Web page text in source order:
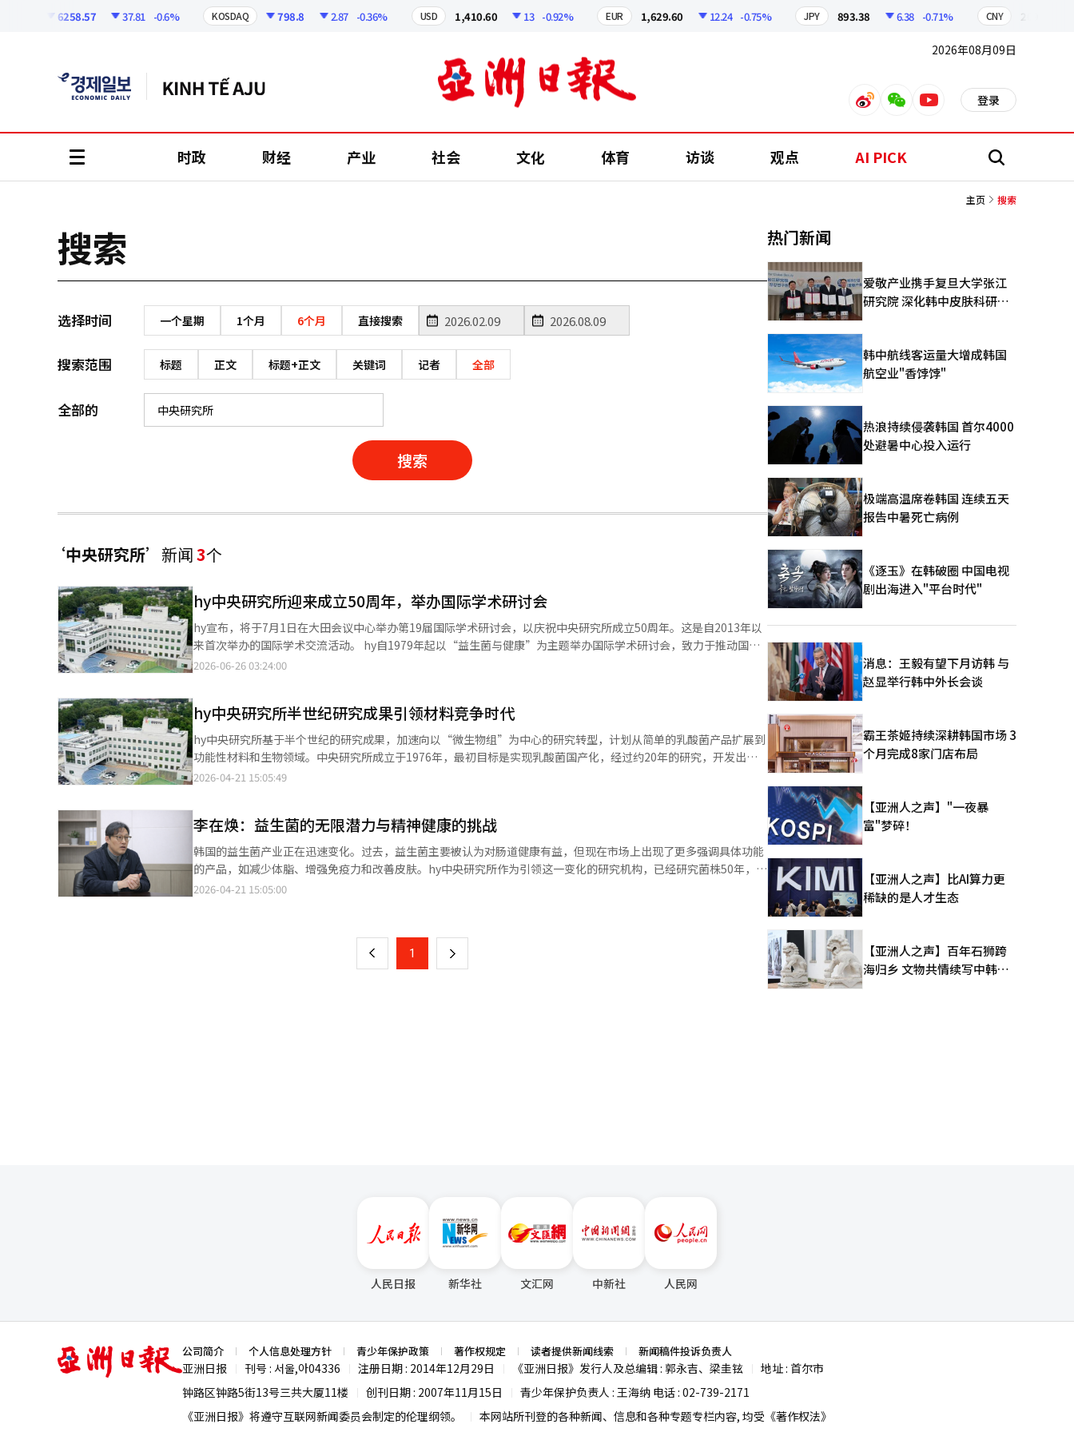
6258.57 37.81 -0.6% KOSDAQ 798.8 2.87 -0.36% USD 1,410.60 13 -0.92% EUR 1,629.60 12.24 -0.75% JPY 893.38 6.38 -0.71% CNY
2026年08月09日
weiboweixinyoutube 登录
时政 财经 产业 社会 文化 体育 访谈 观点 AI PICK 搜
主页 搜索
搜索
选择时间 一个星期 1个月 6个月 直接搜索
搜索范围 标题 正文 标题+正文 关键词 记者 全部
全部的
搜索
‘中央研究所’ 新闻3个
hy中央研究所迎来成立50周年，举办国际学术研讨会
hy宣布，将于7月1日在大田会议中心举办第19届国际学术研讨会，以庆祝中央研究所成立50周年。这是自2013年以
来首次举办的国际学术交流活动。 hy自1979年起以“益生菌与健康”为主题举办国际学术研讨会，致力于推动国内
益生菌研究与产业发展。本次研讨会将与韩国食品科学学会的学术大会联合举行，预计将分享益生菌研究的最新动态
工程系的金智妍教授。演讲者包括康奈尔大学的埃拉德·塔科教授、哈佛大学的许俊烈教授、浦项科技大学的林信赫
教授以及hy新增长团队的崔一东团队长。 演讲内容将涵盖特定菌株对肠道功能和微生物组的影响、通过临床试验和
微生物组分析提升免疫力的效果，以及基于人工智能的定制益生菌技术。特别是将围绕“肠-器官轴”理论，分享益
生菌研究的范式转变和最新研究成果。 研讨会将以hy中央研究所成立50周年庆典和“迈向微生物组专业研究所”的
愿景发布仪式作为结束。 hy中央研究所所长李在焕表示：“hy中央研究所在过去的半个世纪中专注于益生菌研究，
是，成立于1976年的hy中央研究所是食品行业首个企业附属研究所。该所以“益生菌国产化”为目标开展研究，并
于1995年首次开发和商业化了韩国型益生菌。目前，研究所拥有约5100种菌株库和约250种天然物库，基于食品药品
监督管理局认可的9种个别认可原料、124项注册专利和150篇国内外论文等研究成果，推动益生菌、天然物和微生物
组等功能性材料的开发与产业化。※ 本报道经人工智能（AI）系统翻译与编辑。
2026-06-26 03:24:00
hy中央研究所半世纪研究成果引领材料竞争时代
hy中央研究所基于半个世纪的研究成果，加速向以“微生物组”为中心的研究转型，计划从简单的乳酸菌产品扩展到
功能性材料和生物领域。中央研究所成立于1976年，最初目标是实现乳酸菌国产化，经过约20年的研究，开发出韩
国型双歧杆菌“HY8001”，为国内益生菌产业奠定了基础。研究所专注于菌株的获取和数据积累，目前拥有5100多
多种功能性材料的开发，目前已获得7种个别认证原料。在海外市场也取得了显著成果。益生菌“HY7017”被美国食
品药品监督管理局（FDA）注册为新健康功能食品原料，获得了安全性和功能性的认可。未来，研究所将“微生物
组”和“健康老龄化”作为核心，目标是通过综合分析人体内外微生物和遗传信息，开发个性化健康解决方案。研究
所正在以女性健康、肌肉改善等10个领域为中心构建管道，并扩大与研究顾问团的合作。业内认为，中央研究所的这
些举措将推动国内益生菌产业的升级，从简单的产品竞争转向以菌株、数据和临床为基础的“材料竞争”。※ 本报道
2026-04-21 15:05:49
李在焕：益生菌的无限潜力与精神健康的挑战
韩国的益生菌产业正在迅速变化。过去，益生菌主要被认为对肠道健康有益，但现在市场上出现了更多强调具体功能
的产品，如减少体脂、增强免疫力和改善皮肤。hy中央研究所作为引领这一变化的研究机构，已经研究菌株50年，拥
有超过5100种菌株，是韩国最大的研究基地之一。hy中央研究所成立于1976年，是韩国食品行业首个企业附属研究
展，益生菌已成为与红参、维生素齐名的健康食品。市场从强调牛奶营养转向关注益生菌的功能性和研究成果。”-
菌株的获取是研究所的核心竞争力吗？“菌株是长期积累的资产。我们通过国际会议和实地考察收集传统发酵乳制品
和人体样本，建立了庞大的菌株库，并不断验证其功能性。”-益生菌市场的变化趋势如何？“目前，健康功能食品
2026-04-21 15:05:00
上 1 下
热门新闻
爱敬产业携手复旦大学张江
研究院 深化韩中皮肤科研合
韩中航线客运量大增成韩国
航空业"香饽饽"
热浪持续侵袭韩国 首尔4000
处避暑中心投入运行
极端高温席卷韩国 连续五天
报告中暑死亡病例
《逐玉》在韩破圈 中国电视
剧出海进入"平台时代"
消息：王毅有望下月访韩 与
赵显举行韩中外长会谈
霸王茶姬持续深耕韩国市场 3
个月完成8家门店布局
【亚洲人之声】"一夜暴
富"梦碎！
【亚洲人之声】比AI算力更
稀缺的是人才生态
【亚洲人之声】百年石狮跨
海归乡 文物共情续写中韩人
人民日报 新华社 文汇网 中新社 人民网
亚
洲
日
公司简介 个人信息处理方针 青少年保护政策 著作权规定 读者提供新闻线索 新闻稿件投诉负责人
亚洲日报 刊号 : 서울,아04336 注册日期 : 2014年12月29日 《亚洲日报》发行人及总编辑 : 郭永吉、梁圭铉
地址 : 首尔市
钟路区钟路5街13号三共大厦11楼
创刊日期 : 2007年11月15日
青少年保护负责人 : 王海纳 电话 : 02-739-2171
《亚洲日报》将遵守互联网新闻委员会制定的伦理纲领。
本网站所刊登的各种新闻、信息和各种专题专栏内容, 均受《著作权法》